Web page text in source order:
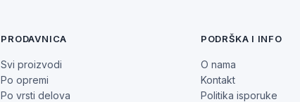
PRODAVNICA
Svi proizvodi
Po opremi
Po vrsti delova
PODRŠKA I INFO
O nama
Kontakt
Politika isporuke